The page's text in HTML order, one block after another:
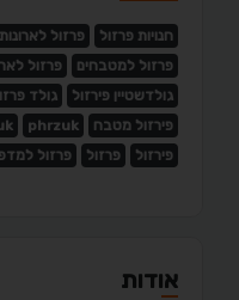
חנויות פרזול פרזול
פרזול למטבחים
פרזול
גולדשטיין פירזול
גולד
פירזול מטבח
phrzuk
פירזול
פרזול פרזול
אודות